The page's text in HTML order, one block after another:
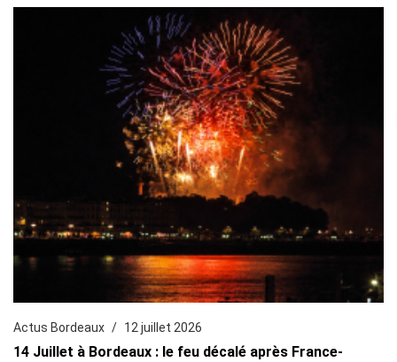
Actus Bordeaux 12 juillet 2026
14 Juillet à Bordeaux : le feu décalé après France-